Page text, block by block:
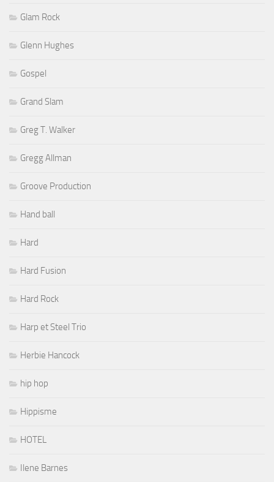
Glam Rock
Glenn Hughes
Gospel
Grand Slam
Greg T. Walker
Gregg Allman
Groove Production
Hand ball
Hard
Hard Fusion
Hard Rock
Harp et Steel Trio
Herbie Hancock
hip hop
Hippisme
HOTEL
Ilene Barnes